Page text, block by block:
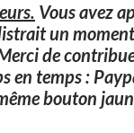
Vous avez
un
de
en temps :
bouton